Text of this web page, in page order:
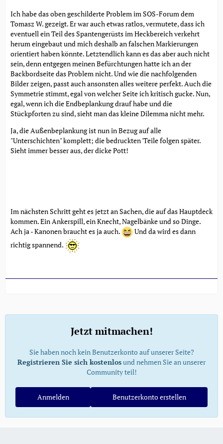
Ich habe das oben geschilderte Problem im SOS-Forum dem
Tomasz W. gezeigt. Er war auch etwas ratlos, vermutete, dass ich
eventuell ein Teil des Spantengerüsts im Heckbereich verkehrt
herum eingebaut und mich deshalb an falschen Markierungen
orientiert haben könnte. Letztendlich kann es das aber auch nicht
sein, denn entgegen meinen Befürchtungen hatte ich an der
Backbordseite das Problem nicht. Und wie die nachfolgenden
Bilder zeigen, passt auch ansonsten alles weitere perfekt. Auch die
Symmetrie stimmt, egal von welcher Seite ich kritisch gucke. Nun,
egal, wenn ich die Endbeplankung drauf habe und die
Stückpforten zu sind, sieht man das kleine Dilemma nicht mehr.
Ja, die Außenbeplankung ist nun in Bezug auf alle
"Unterschichten" komplett; die bedruckten 'Teile folgen später.
Sieht immer besser aus, der dicke Pott!
Im nächsten Schritt geht es jetzt an Sachen, die auf das Hauptdeck
kommen. Ein Ankerspill, ein Knecht, Nagelbänke und so Dinge.
Ach ja - Kanonen braucht es ja auch.
Und da wird es dann
richtig spannend.
Jetzt mitmachen!
Sie haben noch kein Benutzerkonto auf unserer Seite?
Registrieren Sie sich kostenlosund nehmen Sie an unserer
Community teil!
Benutzerkonto erstellen
Anmelden